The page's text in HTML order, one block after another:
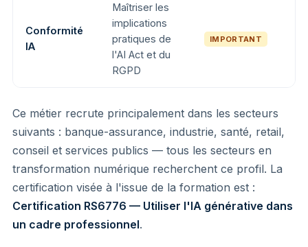
Conformité
IA
Maîtriser les
implications
pratiques de
l'AI Act et du
RGPD
IMPORTANT
Ce métier recrute principalement dans les secteurs
suivants : banque-assurance, industrie, santé, retail,
conseil et services publics — tous les secteurs en
transformation numérique recherchent ce profil. La
certification visée à l'issue de la formation est :
Certification RS6776 — Utiliser l'IA générative dans
un cadre professionnel.